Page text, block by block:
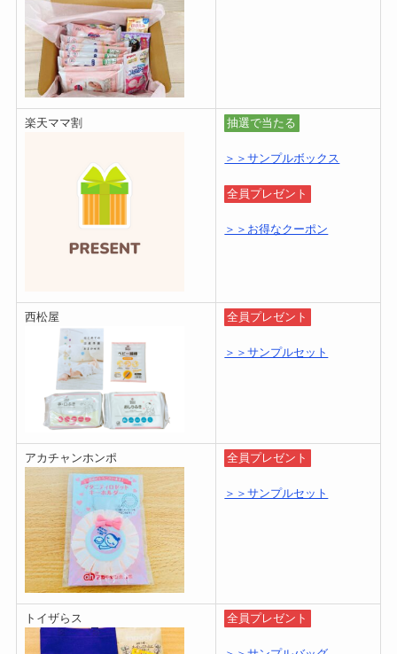
楽天ママ割 抽選で当たる
＞＞サンプルボックス
全員プレゼント
＞＞お得なクーポン
西松屋 全員プレゼント
＞＞サンプルセット
アカチャンホンポ 全員プレゼント
＞＞サンプルセット
トイザらス 全員プレゼント